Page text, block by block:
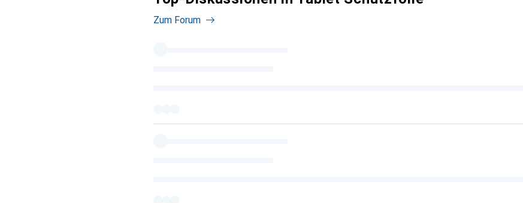
Zum Forum